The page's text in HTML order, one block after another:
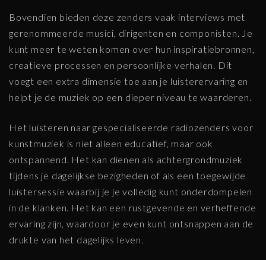
Bovendien bieden deze zenders vaak interviews met
gerenommeerde musici, dirigenten en componisten. Je
kunt meer te weten komen over hun inspiratiebronnen,
creatieve processen en persoonlijke verhalen. Dit
voegt een extra dimensie toe aan je luisterervaring en
helpt je de muziek op een dieper niveau te waarderen.
Het luisteren naar gespecialiseerde radiozenders voor
kunstmuziek is niet alleen educatief, maar ook
ontspannend. Het kan dienen als achtergrondmuziek
tijdens je dagelijkse bezigheden of als een toegewijde
luistersessie waarbij je je volledig kunt onderdompelen
in de klanken. Het kan een rustgevende en verheffende
ervaring zijn, waardoor je even kunt ontsnappen aan de
drukte van het dagelijks leven.